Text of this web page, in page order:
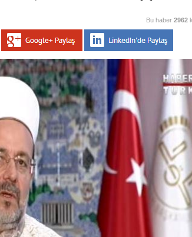
Bu haber 2962